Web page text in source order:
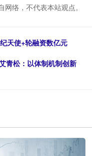
络，不代表本站观点。
天使+轮融资数亿元
青松：以体制机制创新